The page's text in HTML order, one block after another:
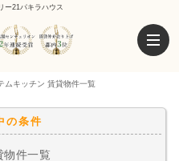
ー21パキラハウス
ムキッチン 賃貸物件一覧
の条件
物件一覧